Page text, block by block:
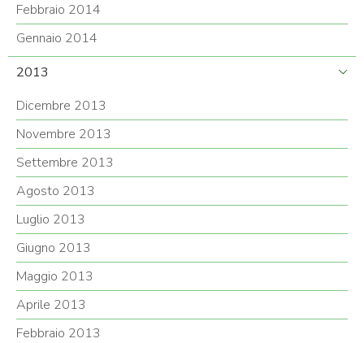
Febbraio 2014
Gennaio 2014
2013
Dicembre 2013
Novembre 2013
Settembre 2013
Agosto 2013
Luglio 2013
Giugno 2013
Maggio 2013
Aprile 2013
Febbraio 2013